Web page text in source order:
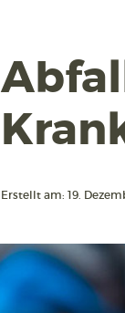
Erstellt am: 19.